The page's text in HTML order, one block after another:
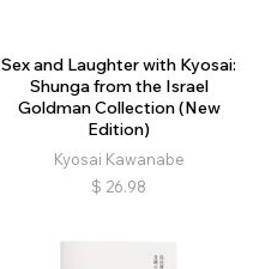
Sex and Laughter with Kyosai:
Shunga from the Israel
Goldman Collection (New
Edition)
Kyosai Kawanabe
$ 26.98